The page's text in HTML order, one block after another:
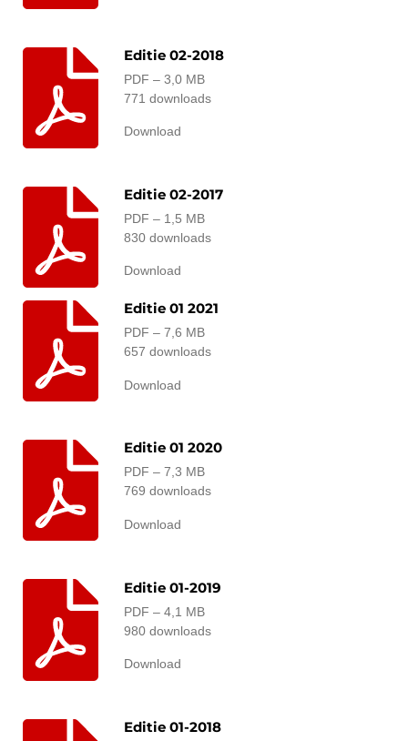
Editie 02-2018
PDF – 3,0 MB
771 downloads
Download
Editie 02-2017
PDF – 1,5 MB
830 downloads
Download
Editie 01 2021
PDF – 7,6 MB
657 downloads
Download
Editie 01 2020
PDF – 7,3 MB
769 downloads
Download
Editie 01-2019
PDF – 4,1 MB
980 downloads
Download
Editie 01-2018